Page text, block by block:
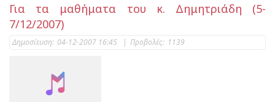
Για τα μαθήματα του κ. Δημητριάδη (5-
7/12/2007)
Δημοσίευση: 04-12-2007 16:45 | Προβολές: 1139